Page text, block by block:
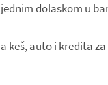
dolaskom u
keš, auto i kredita